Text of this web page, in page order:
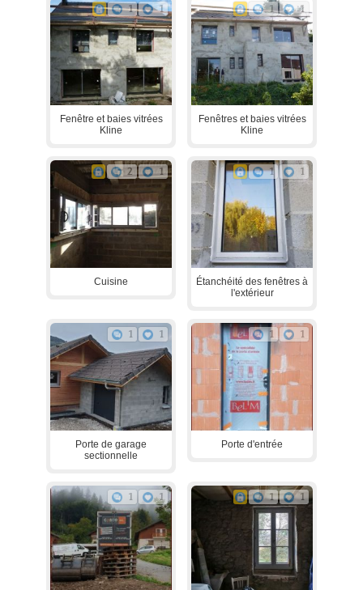
1 1
Fenêtre et baies vitrées
Kline
1 1
Fenêtres et baies vitrées
Kline
2 1
Cuisine
1 1
Étanchéité des fenêtres à
l'extérieur
1 1
Porte de garage
sectionnelle
1 1
Porte d'entrée
1 1 1 1